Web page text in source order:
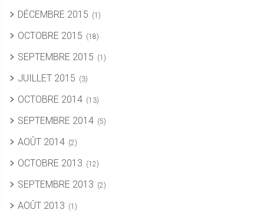
DÉCEMBRE 2015 (1)
OCTOBRE 2015 (18)
SEPTEMBRE 2015 (1)
JUILLET 2015 (3)
OCTOBRE 2014 (13)
SEPTEMBRE 2014 (5)
AOÛT 2014 (2)
OCTOBRE 2013 (12)
SEPTEMBRE 2013 (2)
AOÛT 2013 (1)